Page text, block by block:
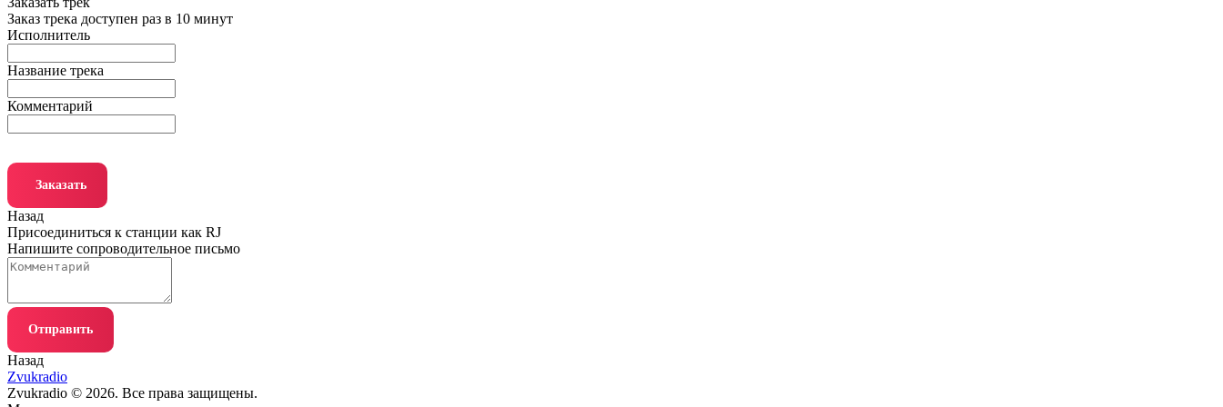
Заказ трека доступен раз в 10 минут
Исполнитель
Название трека
Комментарий
Заказать
Назад
Присоединиться к станции как RJ
Напишите сопроводительное письмо
Отправить
Назад
Zvukradio
Zvukradio © 2026. Все права защищены.